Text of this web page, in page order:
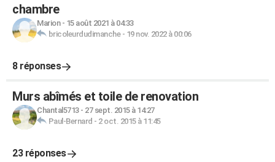
chambre
Marion- 15 août 2021 à 04:33
bricoleurdudimanche- 19 nov. 2022 à 00:06
8 réponses
Murs abîmés et toile de renovation
Chantal5713- 27 sept. 2015 à 14:27
Paul-Bernard - 2 oct. 2015 à 11:45
23 réponses